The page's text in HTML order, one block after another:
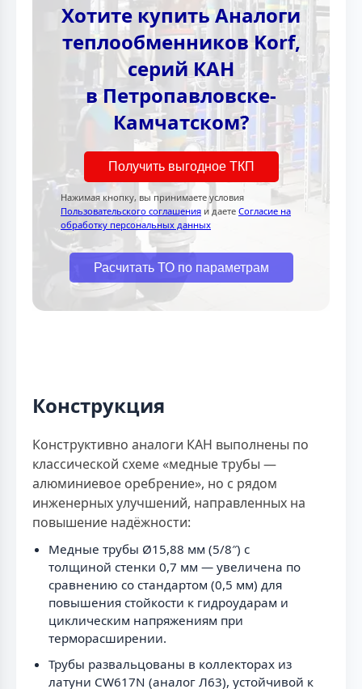
Хотите купить Аналоги
теплообменников Korf,
серий КАН
в Петропавловске-
Камчатском?
Получить выгодное ТКП
Нажимая кнопку, вы принимаете условия
Пользовательского соглашения и даете Согласие на
обработку персональных данных
Расчитать ТО по параметрам
Конструкция
Конструктивно аналоги КАН выполнены по
классической схеме «медные трубы —
алюминиевое оребрение», но с рядом
инженерных улучшений, направленных на
повышение надёжности:
Медные трубы Ø15,88 мм (5/8″) с
толщиной стенки 0,7 мм — увеличена по
сравнению со стандартом (0,5 мм) для
повышения стойкости к гидроударам и
циклическим напряжениям при
терморасширении.
Трубы развальцованы в коллекторах из
латуни CW617N (аналог Л63), устойчивой к